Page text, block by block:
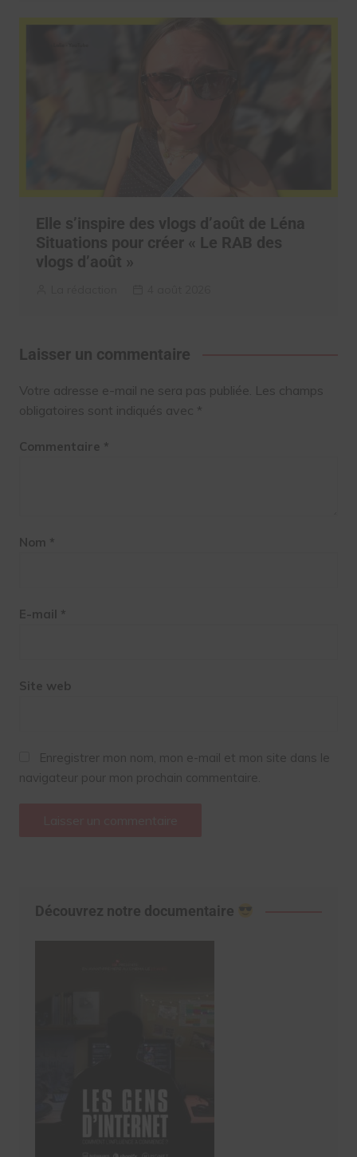
Elle s’inspire des vlogs d’août de Léna
Situations pour créer « Le RAB des
vlogs d’août »
Laisser un commentaire
Votre adresse e-mail ne sera pas publiée. Les champs
obligatoires sont indiqués avec *
Commentaire *
Nom *
E-mail *
Site web
Enregistrer mon nom, mon e-mail et mon site dans le
navigateur pour mon prochain commentaire.
Découvrez notre documentaire